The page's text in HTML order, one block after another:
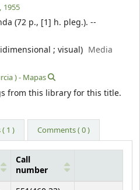
1955
(72 p., [1] h. pleg.). --
; visual) Media
) - Mapas
from this library for this title.
1 ) Comments ( 0 )
Call
number